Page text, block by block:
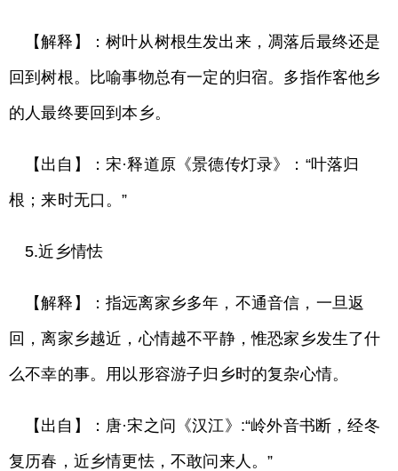
【解释】：树叶从树根生发出来，凋落后最终还是
回到树根。比喻事物总有一定的归宿。多指作客他乡
的人最终要回到本乡。
【出自】：宋·释道原《景德传灯录》：“叶落归
根；来时无口。”
5.近乡情怯
【解释】：指远离家乡多年，不通音信，一旦返
回，离家乡越近，心情越不平静，惟恐家乡发生了什
么不幸的事。用以形容游子归乡时的复杂心情。
【出自】：唐·宋之问《汉江》:“岭外音书断，经冬
复历春，近乡情更怯，不敢问来人。”